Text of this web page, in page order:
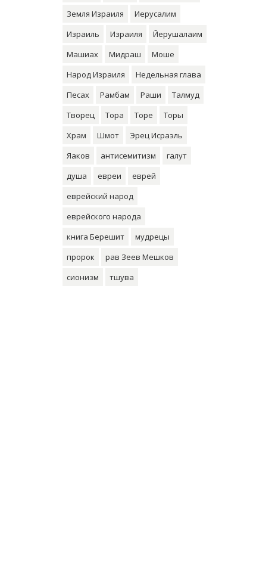
Земля Израиля
Иерусалим
Израиль
Израиля
Йерушалаим
Машиах
Мидраш
Моше
Народ Израиля
Недельная глава
Песах
Рамбам Раши
Талмуд
Творец
Тора Торе
Торы
Храм
Шмот
Эрец Исраэль
Яаков
антисемитизм
галут
душа
евреи
еврей
еврейский народ
еврейского народа
книга Берешит
мудрецы
пророк
рав Зеев Мешков
сионизм
тшува